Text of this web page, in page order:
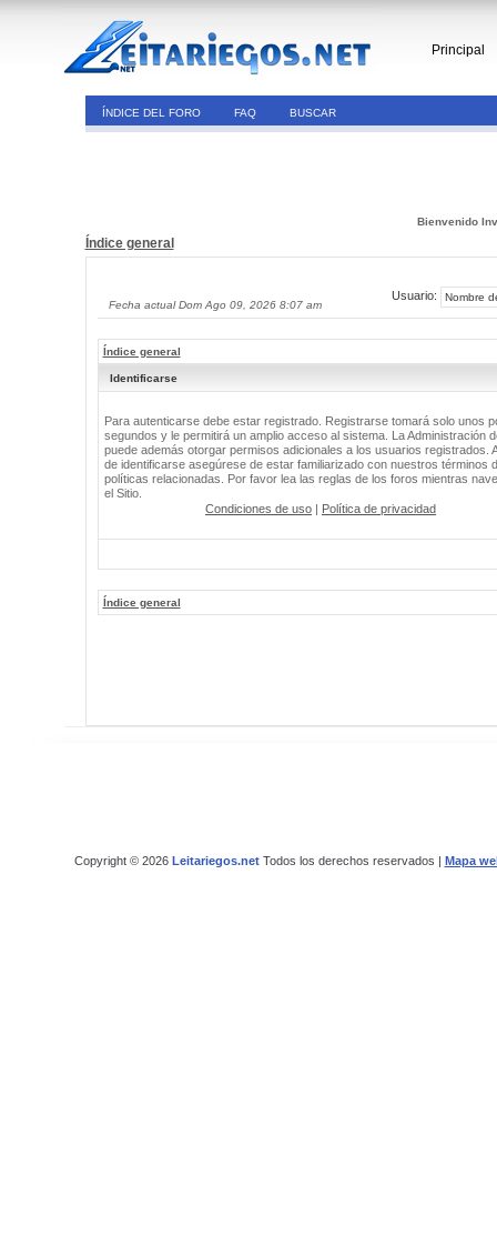
Principal
ÍNDICE DEL FORO FAQ BUSCAR
Bienvenido
Índice general
Fecha actual Dom Ago 09, 2026 8:07 am
Usuario:
Índice general
Identificarse
Para autenticarse debe estar registrado. Registrarse tomará solo unos
segundos y le permitirá un amplio acceso al sistema. La Administración
puede además otorgar permisos adicionales a los usuarios registrados.
de identificarse asegúrese de estar familiarizado con nuestros términos
políticas relacionadas. Por favor lea las reglas de los foros mientras
el Sitio.
Condiciones de uso | Política de privacidad
Índice general
Copyright © 2026 Leitariegos.netTodos los derechos reservados | Mapa